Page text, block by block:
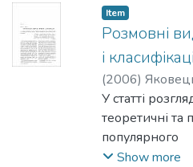
нації, вперше
до наукового
Item
Розмовні
і
(2006)
У статті
теоретичні та
популярного
видуShow more